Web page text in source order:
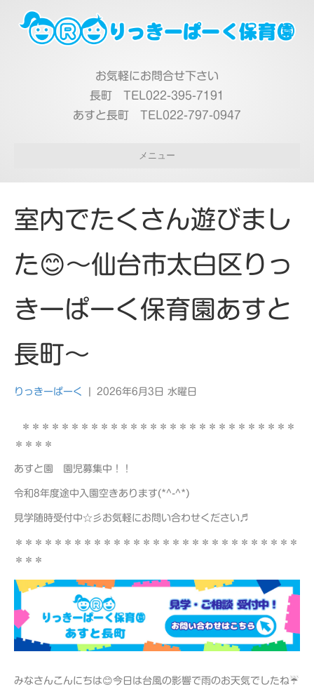
お気軽にお問合せ下さい
長町 TEL022-395-7191
あすと長町 TEL022-797-0947
メニュー
室内でたくさん遊びまし
た😊～仙台市太白区りっ
きーぱーく保育園あすと
長町～
りっきーぱーく 2026年6月3日 水曜日
＊＊＊＊＊＊＊＊＊＊＊＊＊＊＊＊＊＊＊＊＊＊＊＊＊＊＊＊
＊＊＊＊
あすと園 園児募集中！！
令和8年度途中入園空きあります(*^-^*)
見学随時受付中☆彡お気軽にお問い合わせください♬
＊＊＊＊＊＊＊＊＊＊＊＊＊＊＊＊＊＊＊＊＊＊＊＊＊＊＊＊＊
＊＊＊
みなさんこんにちは😊今日は台風の影響で雨のお天気でしたね☔